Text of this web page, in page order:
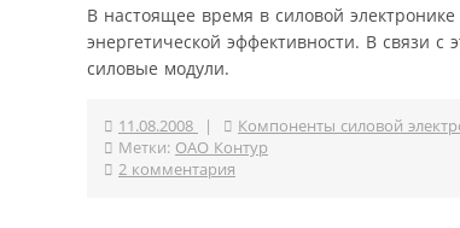
В настоящее время в силовой
энергетической эффективности. В связи
силовые модули.
11.08.2008 | Компоненты силовой
Метки: ОАО Контур
2 комментария